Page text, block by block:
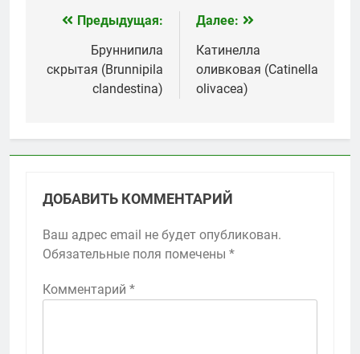
Навигация
записям
Предыдущая:
Бруннипила
скрытая (Brunnipila
clandestina)
Далее:
Катинелла
оливковая (Catinella
olivacea)
ДОБАВИТЬ КОММЕНТАРИЙ
Ваш адрес email не будет опубликован.
Обязательные поля помечены *
Комментарий *